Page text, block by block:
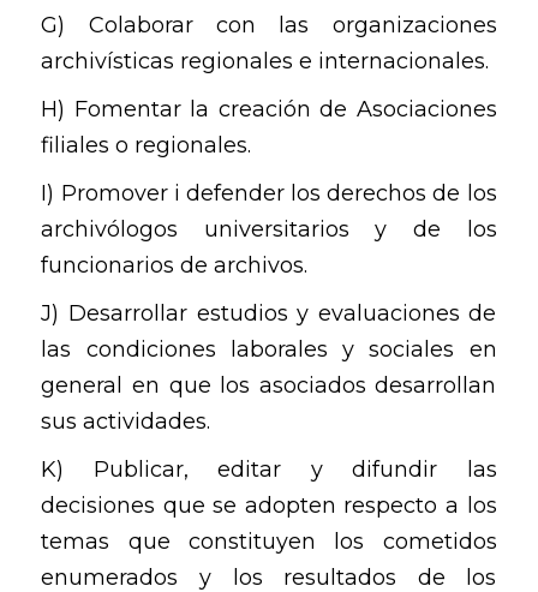
G) Colaborar con las organizaciones
archivísticas regionales e internacionales.
H) Fomentar la creación de Asociaciones
filiales o regionales.
I) Promover i defender los derechos de los
archivólogos universitarios y de los
funcionarios de archivos.
J) Desarrollar estudios y evaluaciones de
las condiciones laborales y sociales en
general en que los asociados desarrollan
sus actividades.
K) Publicar, editar y difundir las
decisiones que se adopten respecto a los
temas que constituyen los cometidos
enumerados y los resultados de los